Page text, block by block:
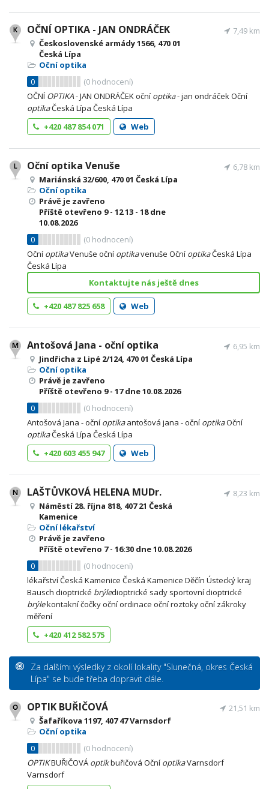
OČNÍ OPTIKA - JAN ONDRÁČEK
Československé armády 1566, 470 01
Česká Lípa
Oční optika
0
(0 hodnocení)
7,49 km
OČNÍOPTIKA- JAN ONDRÁČEK oční optika- jan ondráček Oční
optikaČeská Lípa Česká Lípa
+420 487 854 071
Web
Oční optika Venuše
Mariánská 32/600, 470 01 Česká Lípa
Oční optika
Právě je zavřeno
Příště otevřeno 9 - 1213 - 18dne
10.08.2026
0
(0 hodnocení)
6,78 km
Oční optikaVenuše oční optikavenuše Oční optikaČeská Lípa
Česká Lípa
Kontaktujte nás ještě dnes
+420 487 825 658 Web
Antošová Jana - oční optika
Jindřicha z Lipé 2/124, 470 01 Česká Lípa
Oční optika
Právě je zavřeno
Příště otevřeno 9 - 17dne 10.08.2026
0
(0 hodnocení)
6,95 km
Antošová Jana - oční optikaantošová jana - oční optikaOční
optikaČeská Lípa Česká Lípa
+420 603 455 947
Web
LAŠTŮVKOVÁ HELENA MUDr.
Náměstí 28. října 818, 407 21 Česká
Kamenice
Oční lékařství
Právě je zavřeno
Příště otevřeno 7 - 16:30 dne 10.08.2026
0
(0 hodnocení)
8,23 km
lékařství Česká Kamenice Česká Kamenice Děčín Ústecký kraj
Bausch dioptrické brýledioptrické sady sportovní dioptrické
brýlekontakní čočky oční ordinace oční roztoky oční zákroky
měření
+420 412 582 575
Za dalšími výsledky z okolí lokality "Slunečná, okres Česká
Lípa" se bude třeba dopravit dále.
OPTIK BUŘIČOVÁ
Šafaříkova 1197, 407 47 Varnsdorf
Oční optika
0
(0 hodnocení)
21,51 km
OPTIKBUŘIČOVÁ optikbuřičová Oční optikaVarnsdorf
Varnsdorf